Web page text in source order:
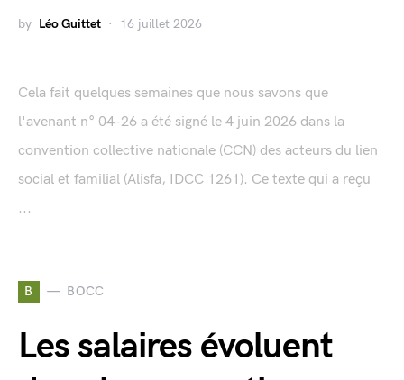
by Léo Guittet 16 juillet 2026
Cela fait quelques semaines que nous savons que
l'avenant n° 04-26 a été signé le 4 juin 2026 dans la
convention collective nationale (CCN) des acteurs du lien
social et familial (Alisfa, IDCC 1261). Ce texte qui a reçu
...
B BOCC
Les salaires évoluent